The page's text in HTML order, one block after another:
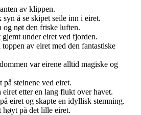
av klippen.
syn å se skipet seile inn i eiret.
nøt den friske luften.
under eiret ved fjorden.
av eiret med den fantastiske
var eirene alltid magiske og
steinene ved eiret.
eiret etter en lang flukt over havet.
eiret og skapte en idyllisk stemning.
på det lille eiret.